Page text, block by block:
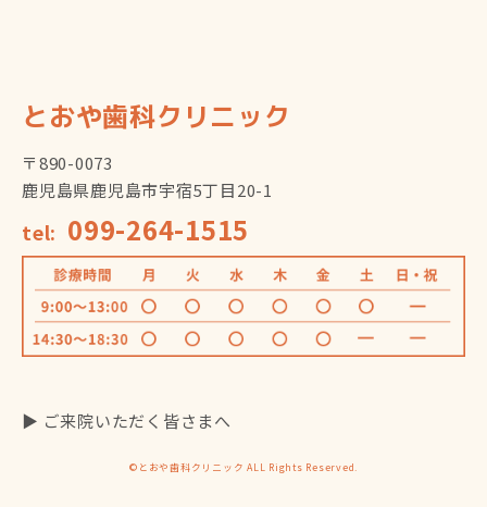
とおや歯科クリニック
〒890-0073
鹿児島県鹿児島市宇宿5丁目20-1
tel: 099-264-1515
▶ ご来院いただく皆さまへ
©とおや歯科クリニック ALL Rights Reserved.